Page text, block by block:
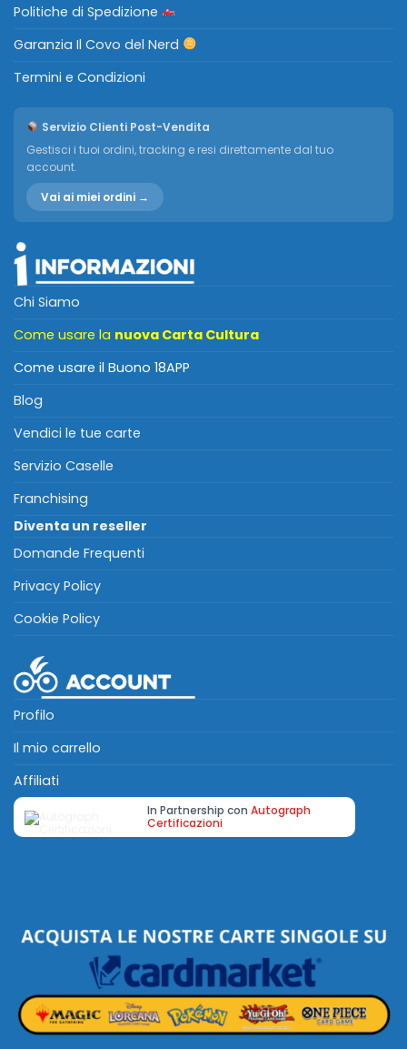
Politiche di Spedizione
Garanzia Il Covo del Nerd
Termini e Condizioni
Servizio Clienti Post-Vendita
Gestisci i tuoi ordini, tracking e resi direttamente dal tuo
account.
Vai ai miei ordini →
Chi Siamo
Come usare la nuova Carta Cultura
Come usare il Buono 18APP
Blog
Vendici le tue carte
Servizio Caselle
Franchising
Diventa un reseller
Domande Frequenti
Privacy Policy
Cookie Policy
Profilo
Il mio carrello
Affiliati
In Partnership con Autograph
Certificazioni